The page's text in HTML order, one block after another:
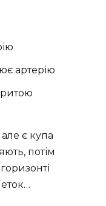
артерію
є купа
потім